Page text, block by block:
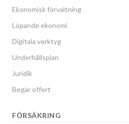
Ekonomisk förvaltning
Löpande ekonomi
Digitala verktyg
Underhållsplan
Juridik
Begär offert
FÖRSÄKRING